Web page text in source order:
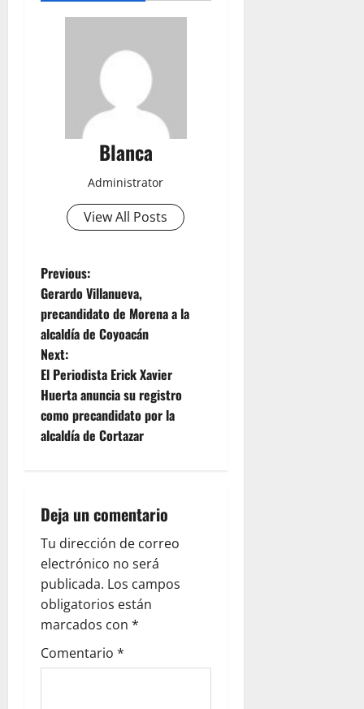
Blanca
Administrator
View All Posts
P
o
s
t
n
a
i
g
a
t
i
Previous:
Gerardo Villanueva,
precandidato de Morena a la
alcaldía de Coyoacán
Next:
El Periodista Erick Xavier
Huerta anuncia su registro
como precandidato por la
alcaldía de Cortazar
Deja un comentario
Tu dirección de correo
electrónico no será
publicada. Los campos
obligatorios están
marcados con *
Comentario *